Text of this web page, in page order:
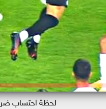
لحظة احتساب